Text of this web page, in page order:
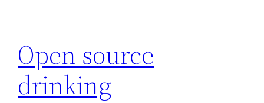
Open source
drinking